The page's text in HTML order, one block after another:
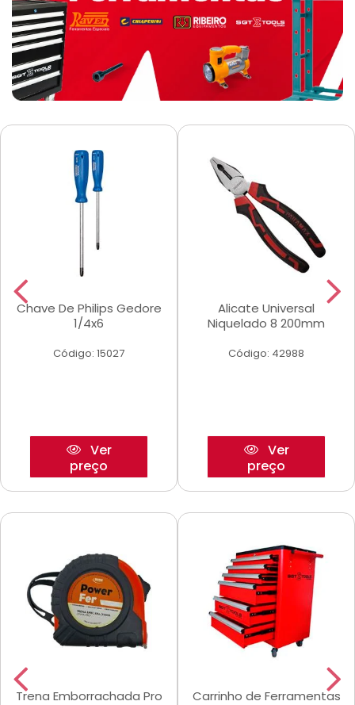
Chave De Philips Gedore
1/4x6
Código: 15027
Ver
preço
Alicate Universal
Niquelado 8 200mm
Código: 42988
Ver
preço
Trena Emborrachada Pro
Carrinho de Ferramentas